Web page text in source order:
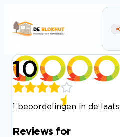
10
1 beoordelingen in de
Reviews for